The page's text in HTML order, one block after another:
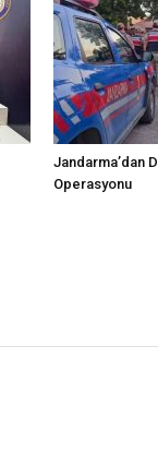
Jandarma’dan
Operasyonu